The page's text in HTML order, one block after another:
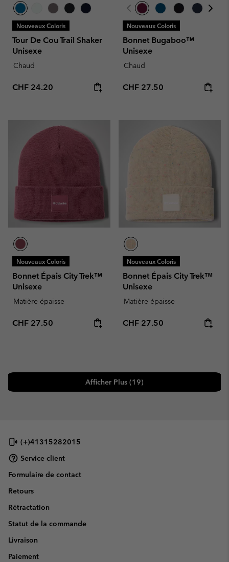
Nouveaux Coloris
Tour De Cou Trail Shaker
Unisexe
Chaud
Regular price:
CHF 24.20
Nouveaux Coloris
Bonnet Bugaboo™
Unisexe
Chaud
Regular price:
CHF 27.50
Nouveaux Coloris
Bonnet Épais City Trek™
Unisexe
Matière épaisse
Regular price:
CHF 27.50
Nouveaux Coloris
Bonnet Épais City Trek™
Unisexe
Matière épaisse
Regular price:
CHF 27.50
Afficher Plus (19)
(+)41315282015
Service client
Formulaire de contact
Retours
Rétractation
Statut de la commande
Livraison
Paiement